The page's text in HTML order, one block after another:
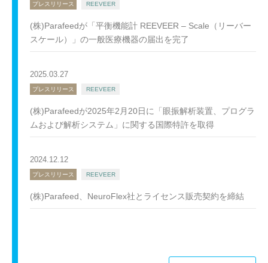
プレスリリース REEVEER
(株)Parafeedが「平衡機能計 REEVEER – Scale（リーバー
スケール）」の一般医療機器の届出を完了
2025.03.27
プレスリリース REEVEER
(株)Parafeedが2025年2月20日に「眼振解析装置、プログラ
ムおよび解析システム」に関する国際特許を取得
2024.12.12
プレスリリース REEVEER
(株)Parafeed、NeuroFlex社とライセンス販売契約を締結